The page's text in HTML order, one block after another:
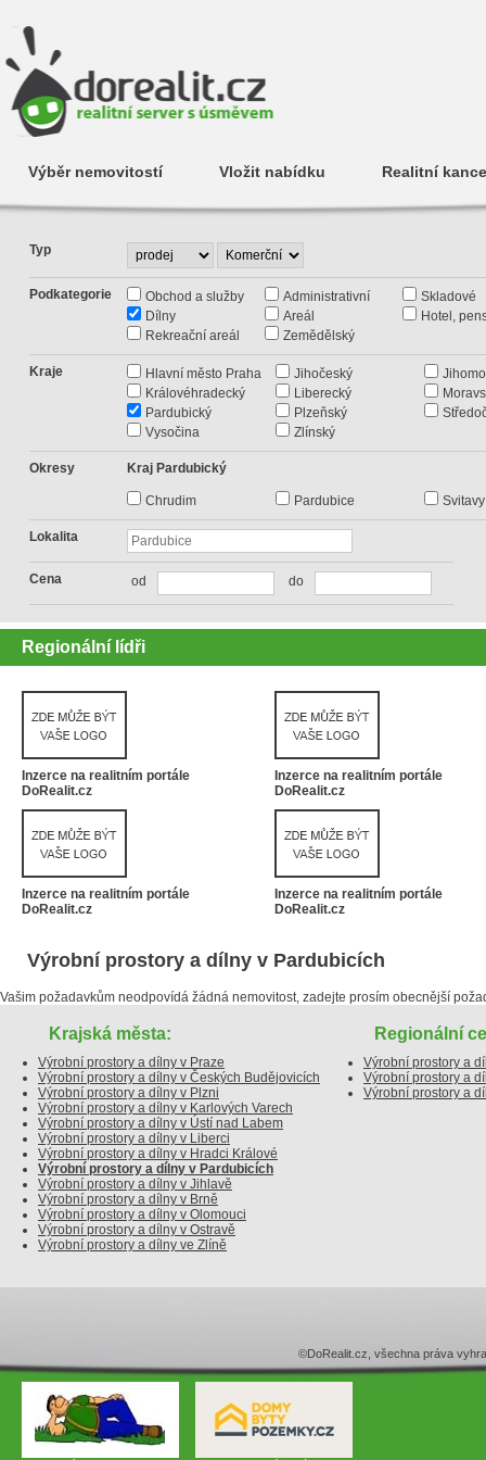
Výběr nemovitostí Vložit nabídku Realitní
Typ
Podkategorie Obchod a služby Administrativní
Skladové
Dílny
Areál
Hotel,
Rekreační areál
Zemědělský
Kraje Hlavní město Praha Jihočeský
Královéhradecký
Liberecký
Pardubický
Plzeňský
Vysočina
Zlínský
Okresy Kraj Pardubický
Chrudim Pardubice Svitavy
Lokalita
Cena od do
Regionální lídři
Inzerce na realitním portále
DoRealit.cz
Inzerce na realitním portále
DoRealit.cz
Inzerce na realitním portále
DoRealit.cz
Inzerce na realitním portále
DoRealit.cz
Výrobní prostory a dílny v Pardubicích
Vašim požadavkům neodpovídá žádná nemovitost, zadejte prosím obecnější
Krajská města:
Výrobní prostory a dílny v Praze
Výrobní prostory a dílny v Českých Budějovicích
Výrobní prostory a dílny v Plzni
Výrobní prostory a dílny v Karlových Varech
Výrobní prostory a dílny v Ústí nad Labem
Výrobní prostory a dílny v Liberci
Výrobní prostory a dílny v Hradci Králové
Výrobní prostory a dílny v Pardubicích
Výrobní prostory a dílny v Jihlavě
Výrobní prostory a dílny v Brně
Výrobní prostory a dílny v Olomouci
Výrobní prostory a dílny v Ostravě
Výrobní prostory a dílny ve Zlíně
Regionální
Výrobní prostory a
Výrobní prostory a
Výrobní prostory a
©DoRealit.cz, všechna práva